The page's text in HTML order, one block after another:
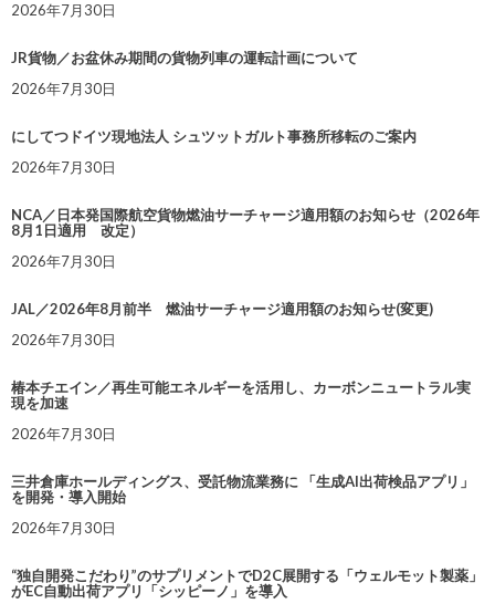
2026年7月30日
JR貨物／お盆休み期間の貨物列車の運転計画について
2026年7月30日
にしてつドイツ現地法人 シュツットガルト事務所移転のご案内
2026年7月30日
NCA／日本発国際航空貨物燃油サーチャージ適用額のお知らせ（2026年
8月1日適用 改定）
2026年7月30日
JAL／2026年8月前半 燃油サーチャージ適用額のお知らせ(変更)
2026年7月30日
椿本チエイン／再生可能エネルギーを活用し、カーボンニュートラル実
現を加速
2026年7月30日
三井倉庫ホールディングス、受託物流業務に 「生成AI出荷検品アプリ」
を開発・導入開始
2026年7月30日
“独自開発こだわり”のサプリメントでD2C展開する「ウェルモット製薬」
がEC自動出荷アプリ「シッピーノ」を導入